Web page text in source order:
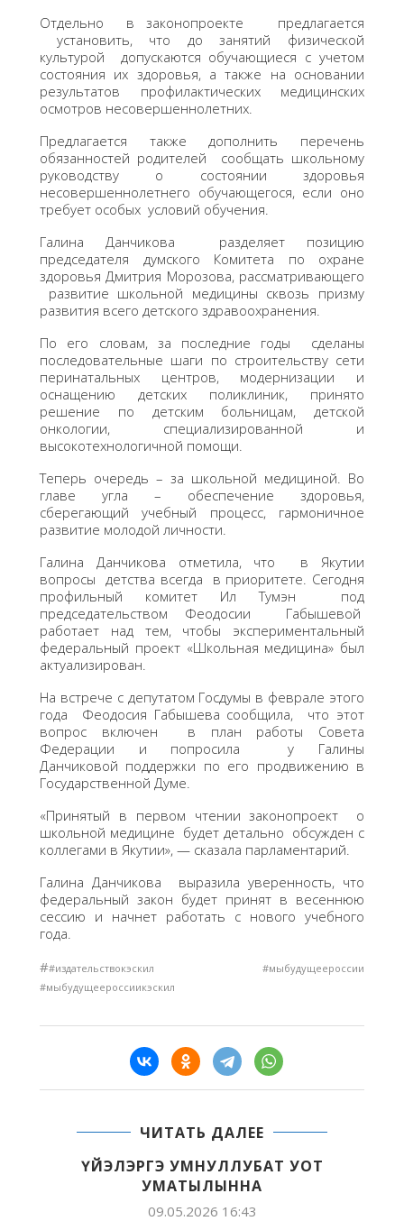
Отдельно в законопроекте предлагается
установить, что до занятий физической
культурой допускаются обучающиеся с учетом
состояния их здоровья, а также на основании
результатов профилактических медицинских
осмотров несовершеннолетних.
Предлагается также дополнить перечень
обязанностей родителей сообщать школьному
руководству о состоянии здоровья
несовершеннолетнего обучающегося, если оно
требует особых условий обучения.
Галина Данчикова разделяет позицию
председателя думского Комитета по охране
здоровья Дмитрия Морозова, рассматривающего
развитие школьной медицины сквозь призму
развития всего детского здравоохранения.
По его словам, за последние годы сделаны
последовательные шаги по строительству сети
перинатальных центров, модернизации и
оснащению детских поликлиник, принято
решение по детским больницам, детской
онкологии, специализированной и
высокотехнологичной помощи.
Теперь очередь – за школьной медициной. Во
главе угла – обеспечение здоровья,
сберегающий учебный процесс, гармоничное
развитие молодой личности.
Галина Данчикова отметила, что в Якутии
вопросы детства всегда в приоритете. Сегодня
профильный комитет Ил Тумэн под
председательством Феодосии Габышевой
работает над тем, чтобы экспериментальный
федеральный проект «Школьная медицина» был
актуализирован.
На встрече с депутатом Госдумы в феврале этого
года Феодосия Габышева сообщила, что этот
вопрос включен в план работы Совета
Федерации и попросила у Галины
Данчиковой поддержки по его продвижению в
Государственной Думе.
«Принятый в первом чтении законопроект о
школьной медицине будет детально обсужден с
коллегами в Якутии», — сказала парламентарий.
Галина Данчикова выразила уверенность, что
федеральный закон будет принят в весеннюю
сессию и начнет работать с нового учебного
года.
##издательствокэскил #мыбудущеероссии
#мыбудущеероссиикэскил
ЧИТАТЬ ДАЛЕЕ
ҮЙЭЛЭРГЭ УМНУЛЛУБАТ УОТ
УМАТЫЛЫННА
09.05.2026 16:43